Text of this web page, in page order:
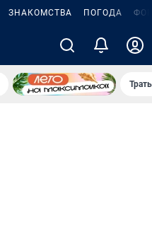
ЗНАКОМСТВА ПОГОДА